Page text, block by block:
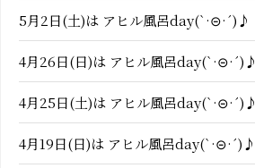
5月2日(土)は アヒル風呂day(`·⊝·´)♪
4月26日(日)は アヒル風呂day(`·⊝·´)♪
4月25日(土)は アヒル風呂day(`·⊝·´)♪
4月19日(日)は アヒル風呂day(`·⊝·´)♪